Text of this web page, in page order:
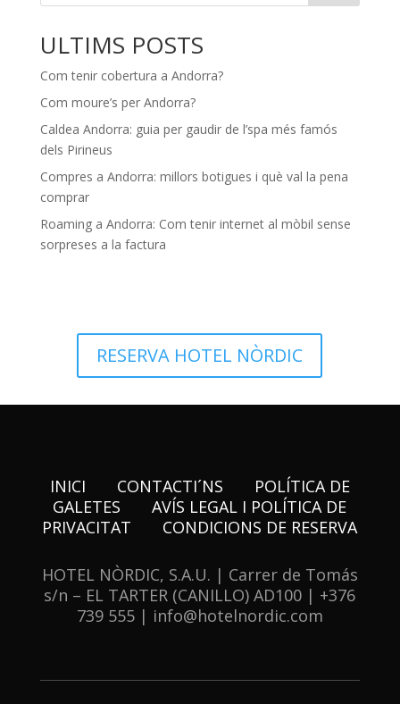
ULTIMS POSTS
Com tenir cobertura a Andorra?
Com moure’s per Andorra?
Caldea Andorra: guia per gaudir de l’spa més famós
dels Pirineus
Compres a Andorra: millors botigues i què val la pena
comprar
Roaming a Andorra: Com tenir internet al mòbil sense
sorpreses a la factura
RESERVA HOTEL NÒRDIC
INICI CONTACTI´NS
POLÍTICA DE
GALETES
AVÍS LEGAL I POLÍTICA DE
PRIVACITAT
CONDICIONS DE RESERVA
HOTEL NÒRDIC, S.A.U. | Carrer de Tomás
s/n – EL TARTER (CANILLO) AD100 | +376
739 555 | info@hotelnordic.com